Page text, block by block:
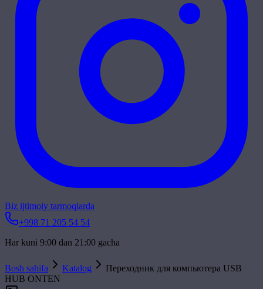
Biz ijtimoiy tarmoqlarda
+998 71 205 54 54
Har kuni 9:00 dan 21:00 gacha
Bosh sahifa Katalog
Переходник для компьютера USB
HUB ONTEN